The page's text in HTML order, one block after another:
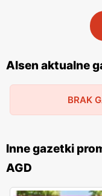
klienta oraz szeroki
liderów w swojej
wydawanegazetki
bieżąco śledzić
jest starannie
potrzeby klientów i
oferty.Alsenjest
Alsen aktualne
BRAK
Inne gazetki
AGD